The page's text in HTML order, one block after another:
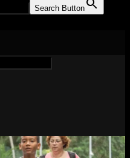
Search Button